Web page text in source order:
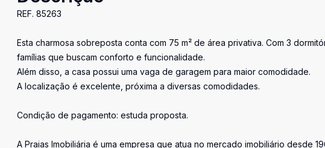
REF. 85263
Esta charmosa sobreposta conta com 75 m² de área privativa. Com 3
famílias que buscam conforto e funcionalidade.
Além disso, a casa possui uma vaga de garagem para maior comodidade.
A localização é excelente, próxima a diversas comodidades.
Condição de pagamento: estuda proposta.
A Praias Imobiliária é uma empresa que atua no mercado imobiliário desde